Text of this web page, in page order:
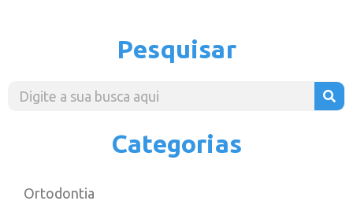
Pesquisar
Categorias
Ortodontia